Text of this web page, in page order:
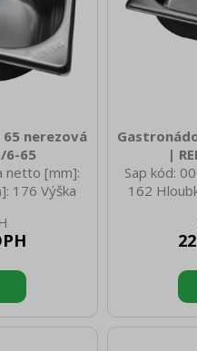
nerezová
6-65
netto [mm]:
176 Výška
Hloubka
[mm]:
zařízení:
[mm]:
[mm]: GN
|
Sap kód:
162
0.30
brutto
Materiál:
Nerezové
65 Velikost